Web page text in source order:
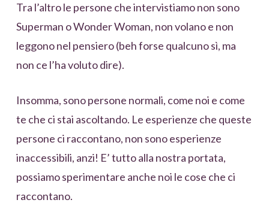
Tra l’altro le persone che intervistiamo non sono
Superman o Wonder Woman, non volano e non
leggono nel pensiero (beh forse qualcuno sì, ma
non ce l’ha voluto dire).
Insomma, sono persone normali, come noi e come
te che ci stai ascoltando. Le esperienze che queste
persone ci raccontano, non sono esperienze
inaccessibili, anzi! E’ tutto alla nostra portata,
possiamo sperimentare anche noi le cose che ci
raccontano.